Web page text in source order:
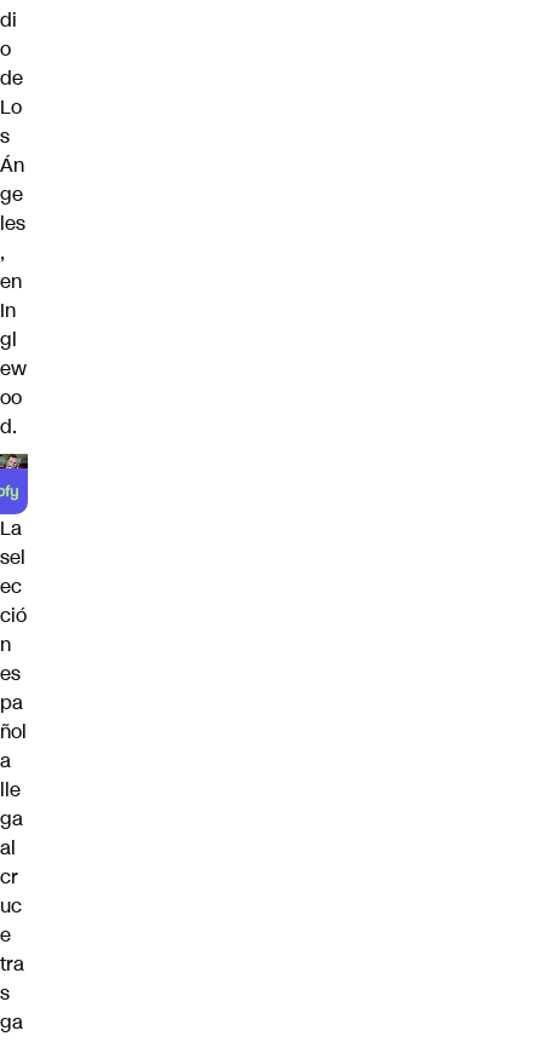
di
o
de
Lo
s
Án
ge
les
,
en
In
gl
ew
oo
d.
La
sel
ec
ció
n
es
pa
ñol
a
lle
ga
al
cr
uc
e
tra
s
ga